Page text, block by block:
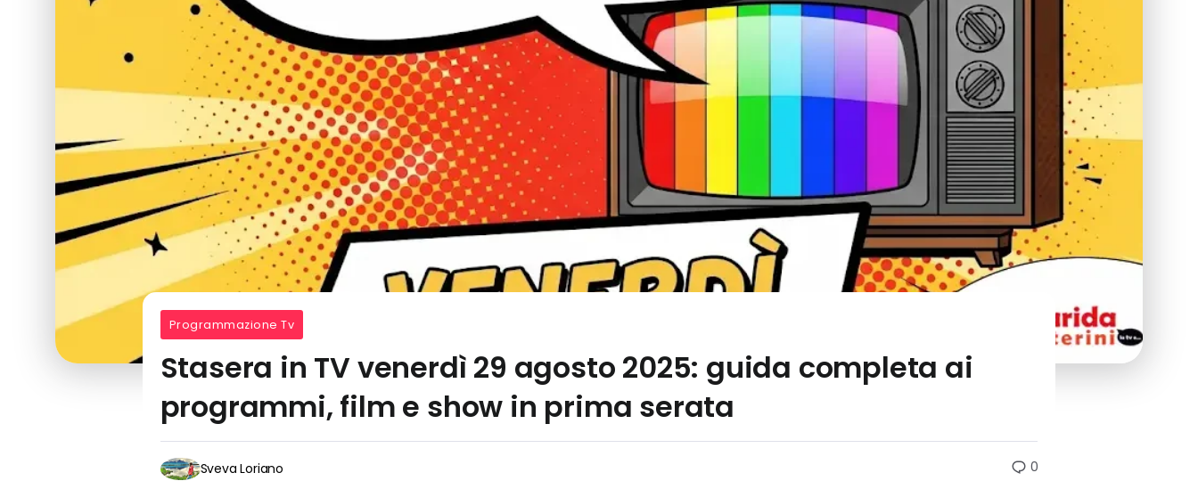
Programmazione Tv
Stasera in TV venerdì 29 agosto 2025: guida completa ai
programmi, film e show in prima serata
Sveva Loriano 0